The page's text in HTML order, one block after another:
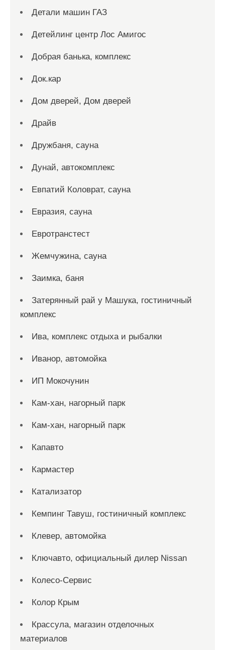
Детали машин ГАЗ
Детейлинг центр Лос Амигос
Добрая банька, комплекс
Док.кар
Дом дверей, Дом дверей
Драйв
Дружбаня, сауна
Дунай, автокомплекс
Евпатий Коловрат, сауна
Евразия, сауна
Евротранстест
Жемчужина, сауна
Заимка, баня
Затерянный рай у Машука, гостиничный
комплекс
Ива, комплекс отдыха и рыбалки
Иванор, автомойка
ИП Мокочунин
Кам-хан, нагорный парк
Кам-хан, нагорный парк
Капавто
Кармастер
Катализатор
Кемпинг Тавуш, гостиничный комплекс
Клевер, автомойка
Ключавто, официальный дилер Nissan
Колесо-Сервис
Колор Крым
Крассула, магазин отделочных
материалов